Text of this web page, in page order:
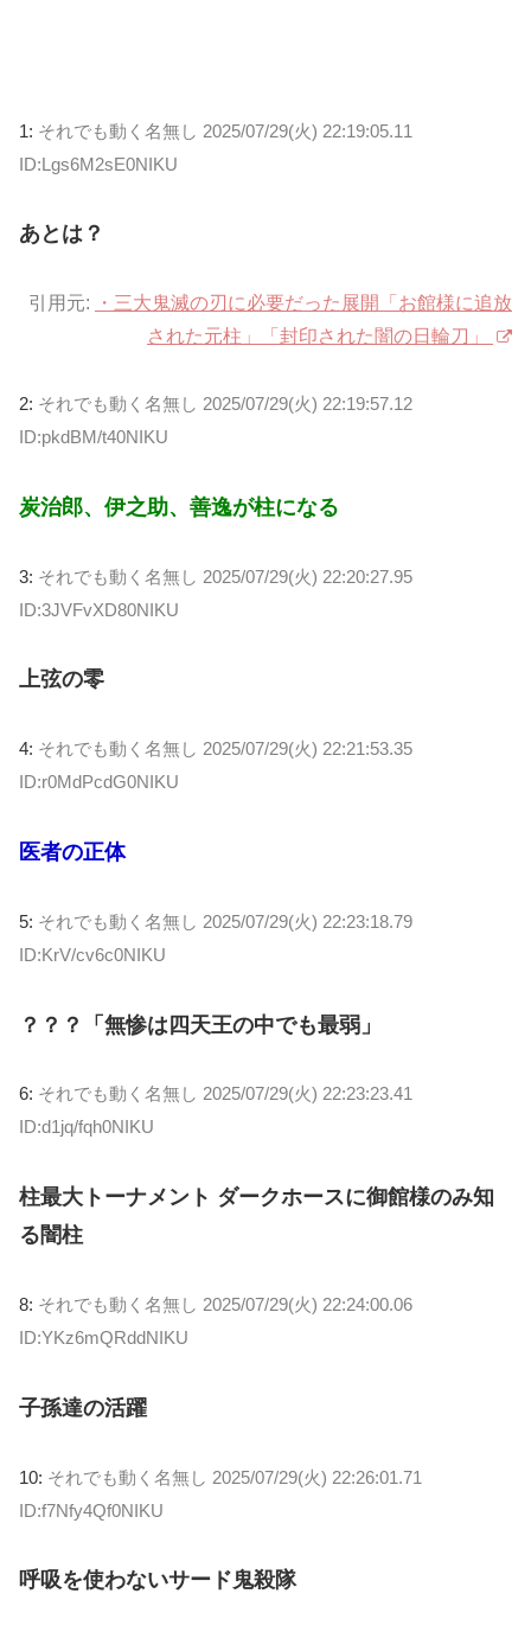
1: それでも動く名無し 2025/07/29(火) 22:19:05.11
ID:Lgs6M2sE0NIKU
あとは？
引用元:
・三大鬼滅の刃に必要だった展開「お館様に追放
された元柱」「封印された闇の日輪刀」
2: それでも動く名無し 2025/07/29(火) 22:19:57.12
ID:pkdBM/t40NIKU
炭治郎、伊之助、善逸が柱になる
3: それでも動く名無し 2025/07/29(火) 22:20:27.95
ID:3JVFvXD80NIKU
上弦の零
4: それでも動く名無し 2025/07/29(火) 22:21:53.35
ID:r0MdPcdG0NIKU
医者の正体
5: それでも動く名無し 2025/07/29(火) 22:23:18.79
ID:KrV/cv6c0NIKU
？？？「無惨は四天王の中でも最弱」
6: それでも動く名無し 2025/07/29(火) 22:23:23.41
ID:d1jq/fqh0NIKU
柱最大トーナメント ダークホースに御館様のみ知
る闇柱
8: それでも動く名無し 2025/07/29(火) 22:24:00.06
ID:YKz6mQRddNIKU
子孫達の活躍
10: それでも動く名無し 2025/07/29(火) 22:26:01.71
ID:f7Nfy4Qf0NIKU
呼吸を使わないサード鬼殺隊